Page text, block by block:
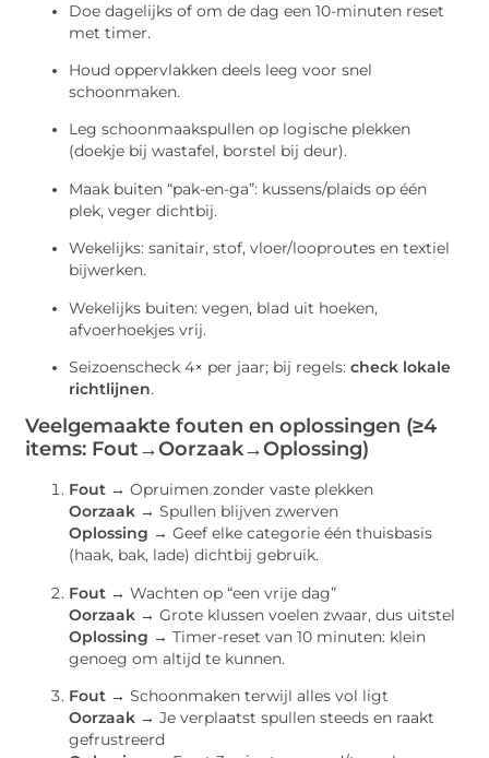
Doe dagelijks of om de dag een 10-minuten reset
met timer.
Houd oppervlakken deels leeg voor snel
schoonmaken.
Leg schoonmaakspullen op logische plekken
(doekje bij wastafel, borstel bij deur).
Maak buiten “pak-en-ga”: kussens/plaids op één
plek, veger dichtbij.
Wekelijks: sanitair, stof, vloer/looproutes en textiel
bijwerken.
Wekelijks buiten: vegen, blad uit hoeken,
afvoerhoekjes vrij.
Seizoenscheck 4× per jaar; bij regels:check lokale
richtlijnen.
Veelgemaakte fouten en oplossingen (≥4
items: Fout→Oorzaak→Oplossing)
Fout → Opruimen zonder vaste plekken
Oorzaak → Spullen blijven zwerven
Oplossing → Geef elke categorie één thuisbasis
(haak, bak, lade) dichtbij gebruik.
Fout → Wachten op “een vrije dag”
Oorzaak → Grote klussen voelen zwaar, dus uitstel
Oplossing → Timer-reset van 10 minuten: klein
genoeg om altijd te kunnen.
Fout → Schoonmaken terwijl alles vol ligt
Oorzaak → Je verplaatst spullen steeds en raakt
gefrustreerd